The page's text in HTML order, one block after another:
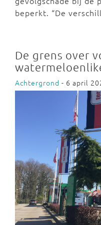
beperkt. “De
De grens over
Achtergrond - 6 april